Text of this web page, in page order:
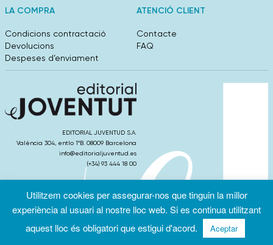
LA COMPRA
Condicions contractació
Devolucions
Despeses d’enviament
ATENCIÓ CLIENT
Contacte
FAQ
EDITORIAL JUVENTUD S.A.
València 304, entlo 1ºB. 08009 Barcelona
info@editorialjuventud.es
(+34) 93 444 18 00
Condicions
Política de
Política de
Utilitzem cookies per assegurar-nos que tinguin la millor
experiència al usuari al nostre lloc web. Si es continua utilitzant
aquest lloc és obligatori que estigui d'acord.
Aceptar